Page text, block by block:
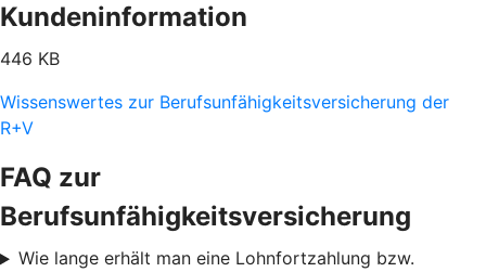
Kundeninformation
446 KB
Wissenswertes zur Berufsunfähigkeitsversicherung der
R+V
FAQ zur
Berufsunfähigkeitsversicherung
Wie lange erhält man eine Lohnfortzahlung bzw.